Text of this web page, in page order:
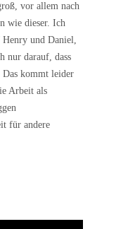
vor allem nach
wie dieser. Ich
und Daniel,
nur darauf, dass
kommt leider
Arbeit als
für andere